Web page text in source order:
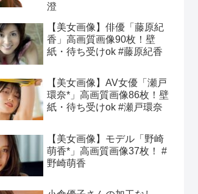
澄
【美女画像】俳優「藤原紀
香」高画質画像90枚！壁
紙・待ち受けok #藤原紀香
【美女画像】AV女優「瀬戸
環奈*」高画質画像86枚！壁
紙・待ち受けok #瀬戸環奈
【美女画像】モデル「野崎
萌香*」高画質画像37枚！ #
野崎萌香